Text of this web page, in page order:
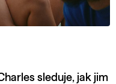
sleduje, jak jim